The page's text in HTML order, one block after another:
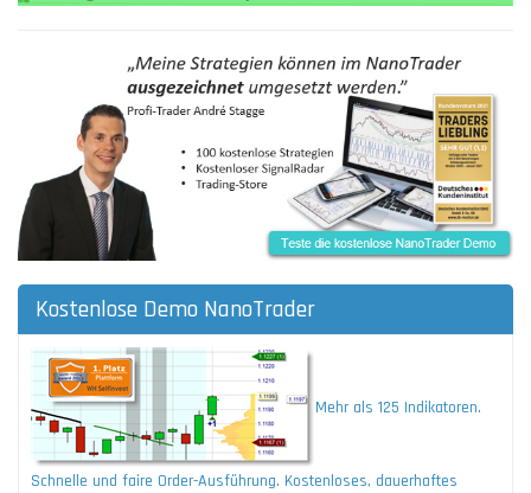
Kostenlose Demo NanoTrader
Mehr als 125 Indikatoren.
Schnelle und faire Order-Ausführung. Kostenloses, dauerhaftes